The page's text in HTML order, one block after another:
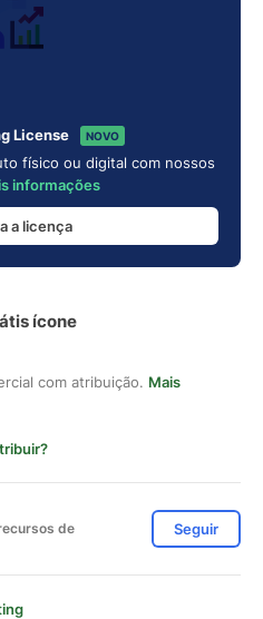
License NOVO
físico ou digital com nossos
informações
a licença
ícone
com atribuição. Mais
de
Seguir